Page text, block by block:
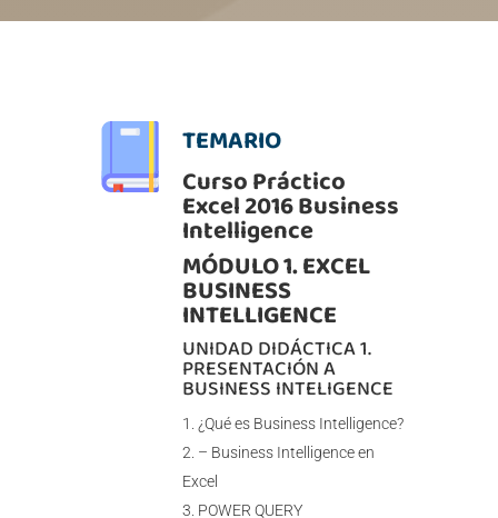
TEMARIO
Curso Práctico
Excel 2016 Business
Intelligence
MÓDULO 1. EXCEL
BUSINESS
INTELLIGENCE
UNIDAD DIDÁCTICA 1.
PRESENTACIÓN A
BUSINESS INTELIGENCE
¿Qué es Business Intelligence?
– Business Intelligence en
Excel
POWER QUERY